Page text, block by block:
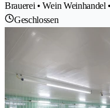
Brauerei • Wein Weinhandel
Geschlossen